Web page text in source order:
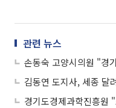
관련 뉴스